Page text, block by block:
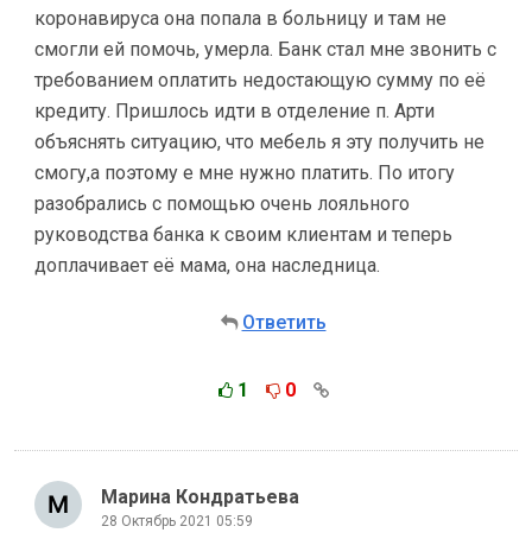
коронавируса она попала в больницу и там не
смогли ей помочь, умерла. Банк стал мне звонить с
требованием оплатить недостающую сумму по её
кредиту. Пришлось идти в отделение п. Арти
объяснять ситуацию, что мебель я эту получить не
смогу,а поэтому е мне нужно платить. По итогу
разобрались с помощью очень лояльного
руководства банка к своим клиентам и теперь
доплачивает её мама, она наследница.
Ответить
1 0
Марина Кондратьева
28 Октябрь 2021 05:59